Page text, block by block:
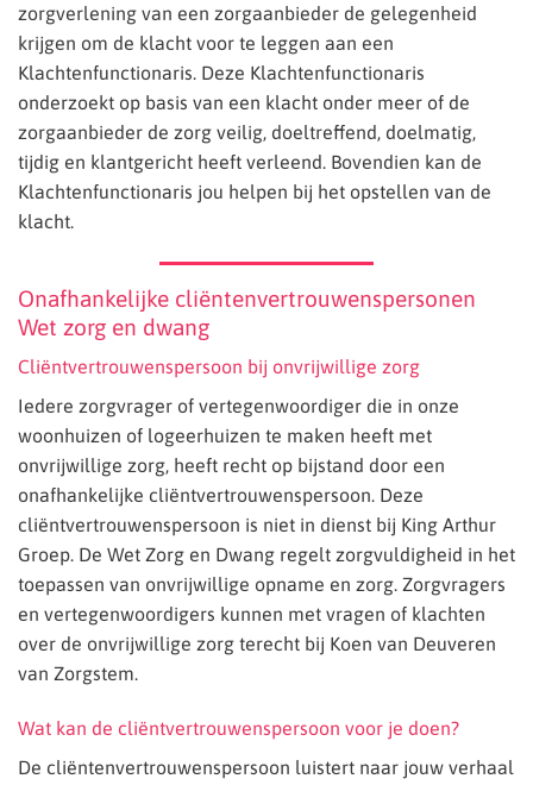
zorgverlening van een zorgaanbieder de gelegenheid
krijgen om de klacht voor te leggen aan een
Klachtenfunctionaris. Deze Klachtenfunctionaris
onderzoekt op basis van een klacht onder meer of de
zorgaanbieder de zorg veilig, doeltreffend, doelmatig,
tijdig en klantgericht heeft verleend. Bovendien kan de
Klachtenfunctionaris jou helpen bij het opstellen van de
klacht.
Onafhankelijke cliëntenvertrouwenspersonen
Wet zorg en dwang
Cliëntvertrouwenspersoon bij onvrijwillige zorg
Iedere zorgvrager of vertegenwoordiger die in onze
woonhuizen of logeerhuizen te maken heeft met
onvrijwillige zorg, heeft recht op bijstand door een
onafhankelijke cliëntvertrouwenspersoon. Deze
cliëntvertrouwenspersoon is niet in dienst bij King Arthur
Groep. De Wet Zorg en Dwang regelt zorgvuldigheid in het
toepassen van onvrijwillige opname en zorg. Zorgvragers
en vertegenwoordigers kunnen met vragen of klachten
over de onvrijwillige zorg terecht bij Koen van Deuveren
van Zorgstem.
Wat kan de cliëntvertrouwenspersoon voor je doen?
De cliëntenvertrouwenspersoon luistert naar jouw verhaal